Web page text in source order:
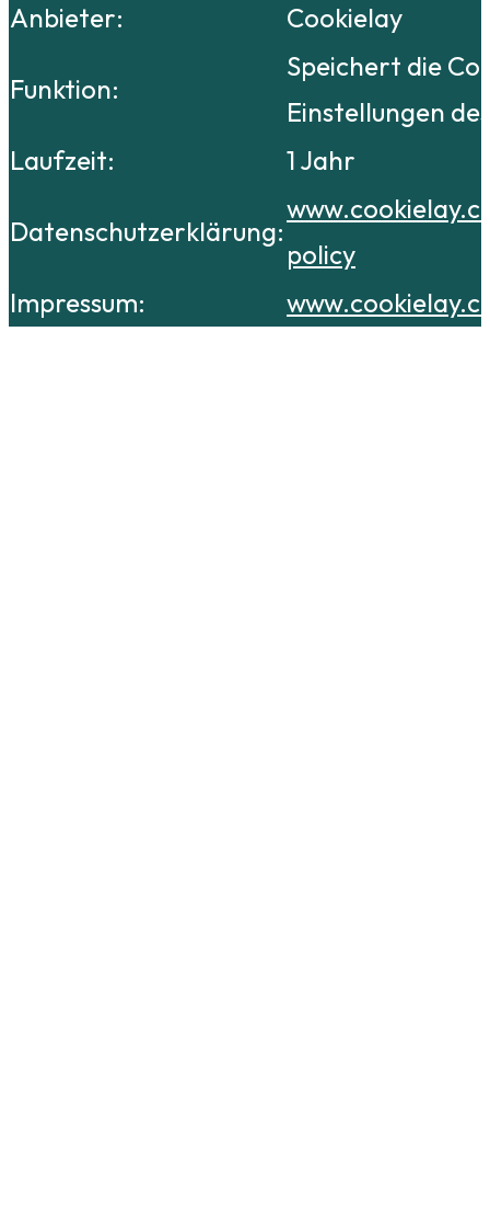
Anbieter:
Cookielay
Funktion:
Speichert die
Einstellungen
Laufzeit:
1 Jahr
Datenschutzerklärung:
policy
Impressum: